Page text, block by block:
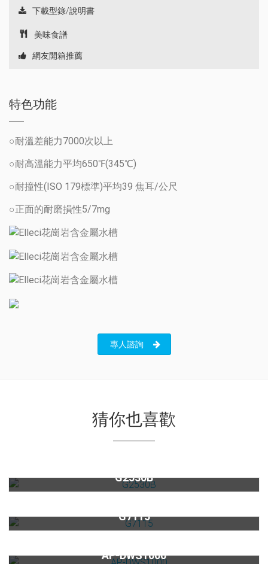
下載型錄/說明書
美味食譜
網友開箱推薦
特色功能
○耐溫差能力7000次以上
○耐高溫能力平均650℉(345℃)
○耐撞性(ISO 179標準)平均39 焦耳/公尺
○正面的耐磨損性5/7mg
專人諮詢
猜你也喜歡
G2530B
G7115
AP-DWS1000